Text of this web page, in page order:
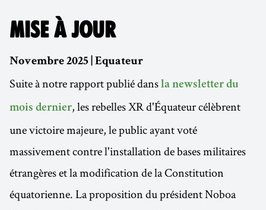
MISE À JOUR
Novembre 2025 | Equateur
Suite à notre rapport publié dans la newsletter du
mois dernier, les rebelles XR d'Équateur célèbrent
une victoire majeure, le public ayant voté
massivement contre l'installation de bases militaires
étrangères et la modification de la Constitution
équatorienne. La proposition du président Noboa